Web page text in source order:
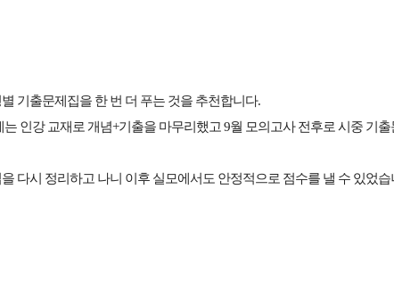
기출문제집을 한 번 더 푸는 것을 추천합니다.
는 인강 교재로 개념+기출을 마무리했고 9월 모의고사 전후로 시중 기
다시 정리하고 나니 이후 실모에서도 안정적으로 점수를 낼 수 있었습